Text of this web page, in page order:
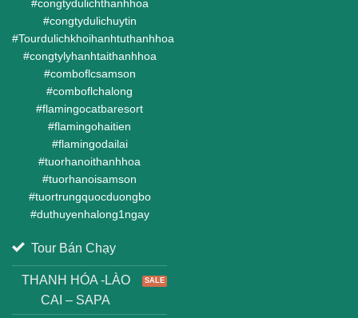
#congtydulichthanhhoa
#congtydulichuytin
#Tourdulichkhoihanhtuthanhhoa
#congtylyhanhtaithanhhoa
#comboflcsamson
#comboflchalong
#flamingocatbaresort
#flamingohaitien
#flamingodailai
#tuorhanoithanhhoa
#tuorhanoisamson
#tuortrungquocduongbo
#duthuyenhalong1ngay
Tour Bán Chạy
THANH HÓA -LÀO
CAI – SAPA